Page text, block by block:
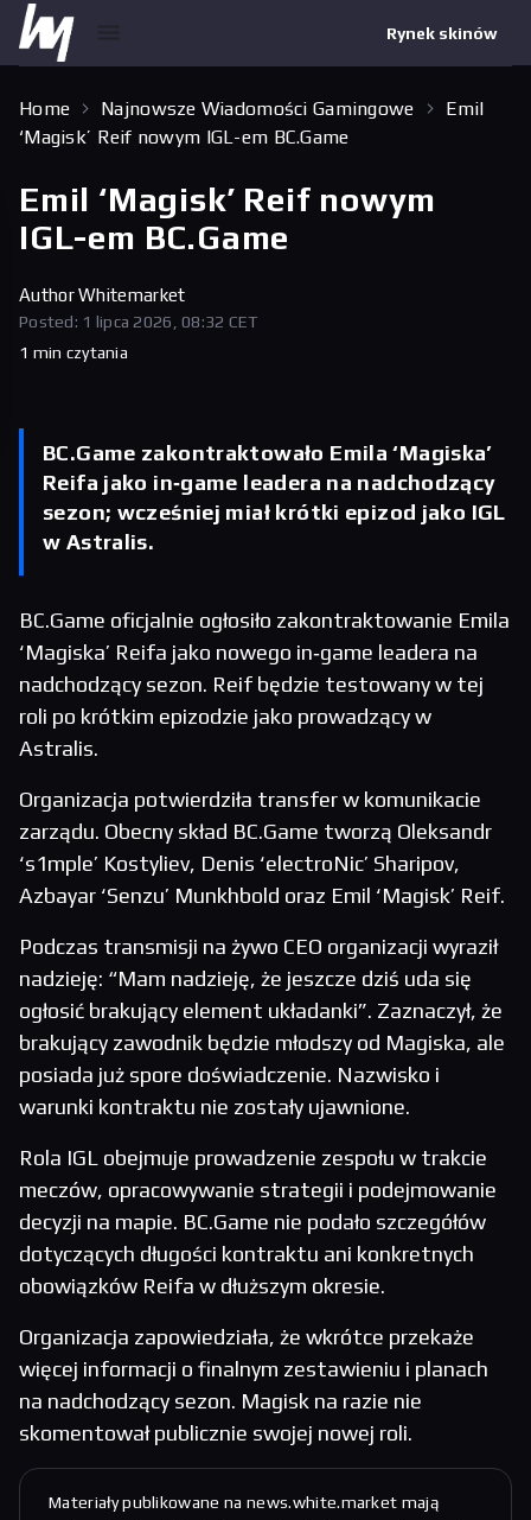
Rynek skinów
Home Najnowsze Wiadomości Gamingowe
Emil
‘Magisk’ Reif nowym IGL-em BC.Game
Emil ‘Magisk’ Reif nowym
IGL-em BC.Game
AuthorWhitemarket
Posted: 1 lipca 2026, 08:32 CET
1 min czytania
BC.Game zakontraktowało Emila ‘Magiska’
Reifa jako in‑game leadera na nadchodzący
sezon; wcześniej miał krótki epizod jako IGL
w Astralis.
BC.Game oficjalnie ogłosiło zakontraktowanie Emila
‘Magiska’ Reifa jako nowego in‑game leadera na
nadchodzący sezon. Reif będzie testowany w tej
roli po krótkim epizodzie jako prowadzący w
Astralis.
Organizacja potwierdziła transfer w komunikacie
zarządu. Obecny skład BC.Game tworzą Oleksandr
‘s1mple’ Kostyliev, Denis ‘electroNic’ Sharipov,
Azbayar ‘Senzu’ Munkhbold oraz Emil ‘Magisk’ Reif.
Podczas transmisji na żywo CEO organizacji wyraził
nadzieję: “Mam nadzieję, że jeszcze dziś uda się
ogłosić brakujący element układanki”. Zaznaczył, że
brakujący zawodnik będzie młodszy od Magiska, ale
posiada już spore doświadczenie. Nazwisko i
warunki kontraktu nie zostały ujawnione.
Rola IGL obejmuje prowadzenie zespołu w trakcie
meczów, opracowywanie strategii i podejmowanie
decyzji na mapie. BC.Game nie podało szczegółów
dotyczących długości kontraktu ani konkretnych
obowiązków Reifa w dłuższym okresie.
Organizacja zapowiedziała, że wkrótce przekaże
więcej informacji o finalnym zestawieniu i planach
na nadchodzący sezon. Magisk na razie nie
skomentował publicznie swojej nowej roli.
Materiały publikowane na news.white.market mają